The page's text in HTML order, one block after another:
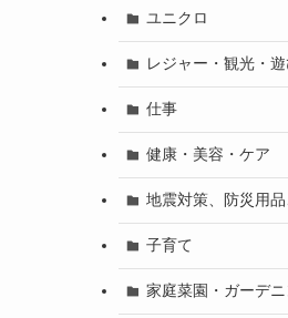
ユニクロ
レジャー・観光・
仕事
健康・美容・ケア
地震対策、防災用
子育て
家庭菜園・ガーデ